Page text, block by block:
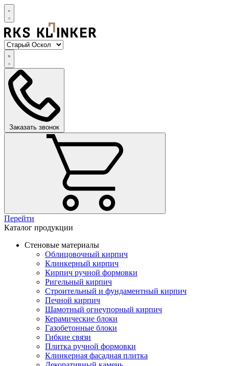
Заказать звонок
Перейти
Каталог продукции
Стеновые материалы
Облицовочный кирпич
Клинкерный кирпич
Кирпич ручной формовки
Ригельный кирпич
Строительный и фундаментный кирпич
Печной кирпич
Шамотный огнеупорный кирпич
Керамические блоки
Газобетонные блоки
Гибкие связи
Плитка ручной формовки
Клинкерная фасадная плитка